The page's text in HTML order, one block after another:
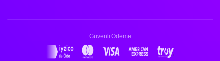
Güvenli Ödeme